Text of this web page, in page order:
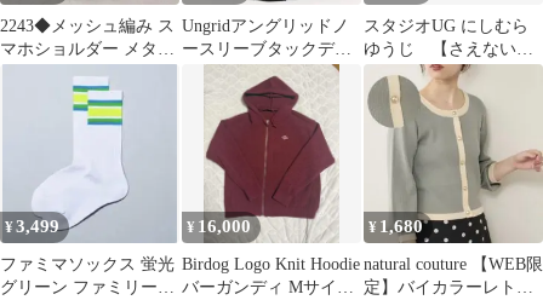
2243◆メッシュ編み ス
マホショルダー メタリ
ックグレー ミニポシェ
Ungridアングリッドノ
ースリーブタックデザ
インフレアロングワン
ピースAライン
スタジオUG にしむら
ゆうじ 【さえないこ
ねこ】コインケース
¥3,499
ファミマソックス 蛍光
グリーン ファミリーマ
¥ 16,000
Birdog Logo Knit Hoodie
バーガンディ Mサイズ
¥ 1,680
natural couture 【WEB限
定】バイカラーレトロ